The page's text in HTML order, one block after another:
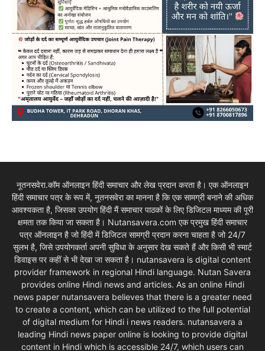
नूतनसवेरा.कॉम ऑनलाइन हिंदी समाचार और लेख प्रदान करता है। एक ऑनलाइन
हिंदी समाचार पत्र के रूप में, नूतनसवेरा का मानना है कि एक सामग्री बनाने की अधिक
आवश्यकता है, जिसका उपयोग हिंदी मैं समाचार पाठकों के लिए डिजिटल माध्यम की पूरी
क्षमता तक किया जा सकता है। Nutansavera.com एक प्रमुख हिंदी समाचार
पत्र ऑनलाइन है जो हिंदी में डिजिटल सामग्री प्रदान करना चाहता है जो 24/7
सुलभ है, जिसे उपयोगकर्ता अपनी सुविधा के अनुसार देख सकते हैं और किसी भी स्मार्ट
डिवाइस पर कहीं से भी देखा जा सकता है। nutansavera is digital content
provider framework in regional Hindi language. Nutan Savera
provides online Hindi news and articles. As an online Hindi
news paper nutansavera believes that there is a greater need
to create a content, which can be utilized to the full potential
of digital medium for Hindi i news readers. nutansavera a
leading Hindi news paper online is looking to provide digital
content in Hindi which is accessible 24/7, which users can